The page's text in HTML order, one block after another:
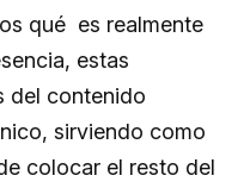
qué es realmente
estas
del contenido
sirviendo como
colocar el resto del